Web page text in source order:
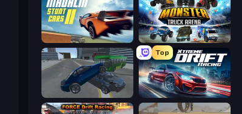
Madalin Stunt Cars 2 Monster Truck Arena
Offroader V6
Top
Xtreme DRIFT Racing